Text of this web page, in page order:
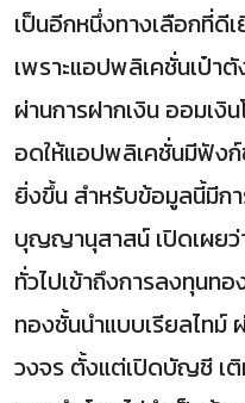
เป็นอีกหนึ่งทางเลือกที่ดี
เพราะแอปพลิเคชั่นเป๋า
ผ่านการฝากเงิน ออมเงิ
อดให้แอปพลิเคชั่นมีฟังก์
ยิ่งขึ้น สำหรับข้อมูลนี้มีก
บุญญานุสาสน์ เปิดเผยว่
ทั่วไปเข้าถึงการลงทุนท
ทองชั้นนำแบบเรียลไทม์
วงจร ตั้งแต่เปิดบัญชี เติ